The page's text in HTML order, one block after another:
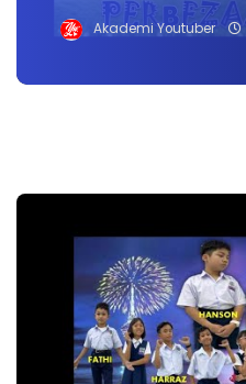
Akademi Youtuber